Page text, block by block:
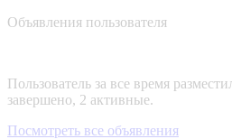
Объявления пользователя
Пользователь за все время
завершено, 2 активные.
Посмотреть все объявления